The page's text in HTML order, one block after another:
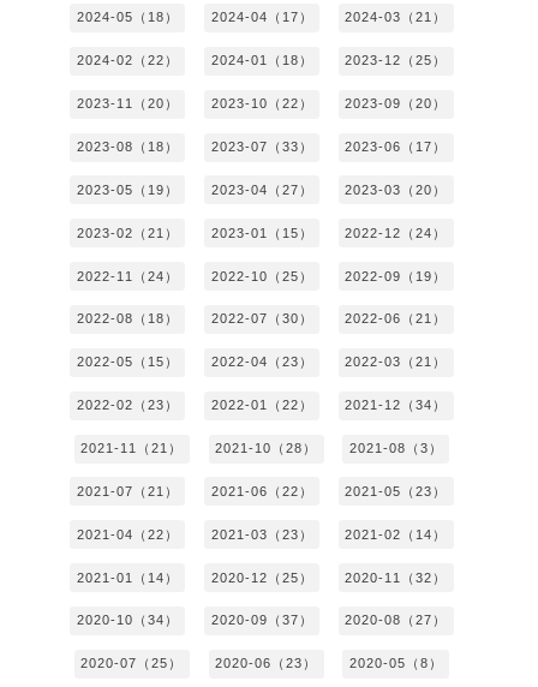
2024-05（18） 2024-04（17） 2024-03（21）
2024-02（22） 2024-01（18） 2023-12（25）
2023-11（20） 2023-10（22） 2023-09（20）
2023-08（18） 2023-07（33） 2023-06（17）
2023-05（19） 2023-04（27） 2023-03（20）
2023-02（21） 2023-01（15） 2022-12（24）
2022-11（24） 2022-10（25） 2022-09（19）
2022-08（18） 2022-07（30） 2022-06（21）
2022-05（15） 2022-04（23） 2022-03（21）
2022-02（23） 2022-01（22） 2021-12（34）
2021-11（21） 2021-10（28） 2021-08（3）
2021-07（21） 2021-06（22） 2021-05（23）
2021-04（22） 2021-03（23） 2021-02（14）
2021-01（14） 2020-12（25） 2020-11（32）
2020-10（34） 2020-09（37） 2020-08（27）
2020-07（25） 2020-06（23） 2020-05（8）